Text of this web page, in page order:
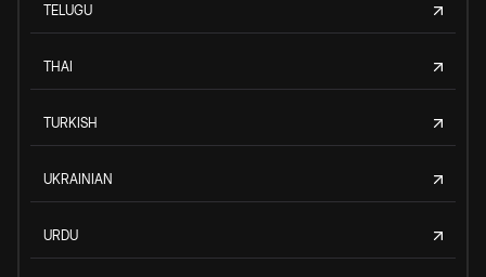
TELUGU
THAI
TURKISH
UKRAINIAN
URDU